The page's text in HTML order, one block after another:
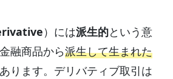
）には派生的という意
融商品から派生して生まれた
ります。デリバティブ取引は